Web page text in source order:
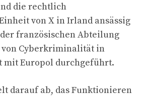
die rechtlich
von X in Irland ansässig
französischen Abteilung
Cyberkriminalität in
mit Europol durchgeführt.
darauf ab, das Funktionieren